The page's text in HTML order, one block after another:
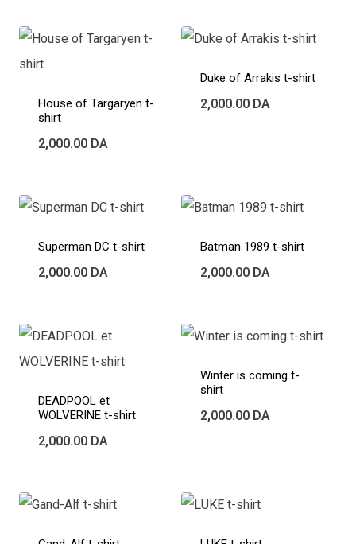
House of Targaryen t-
shirt
2,000.00 DA
Duke of Arrakis t-shirt
2,000.00 DA
Superman DC t-shirt
2,000.00 DA
Batman 1989 t-shirt
2,000.00 DA
DEADPOOL et
WOLVERINE t-shirt
2,000.00 DA
Winter is coming t-
shirt
2,000.00 DA